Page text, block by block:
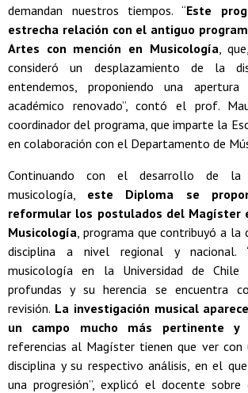
demandan nuestros tiempos. “Este
estrecha relación con el antiguo
Artes con mención en Musicología ,
consideró un desplazamiento de la
entendemos, proponiendo una
académico renovado”, contó el prof.
coordinador del programa, que imparte la
en colaboración con el Departamento de
Continuando con el desarrollo de
musicología, este Diploma se
reformular los postulados del Magíster
Musicología , programa que contribuyó a la
disciplina a nivel regional y nacional.
musicología en la Universidad de
profundas y su herencia se encuentra
revisión. La investigación musical
un campo mucho más pertinente y
referencias al Magíster tienen que ver
disciplina y su respectivo análisis, en el
una progresión”, explicó el docente